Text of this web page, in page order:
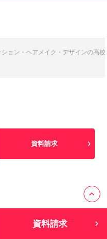
ョン・ヘアメイク・デザインの高
資料請求
資料請求